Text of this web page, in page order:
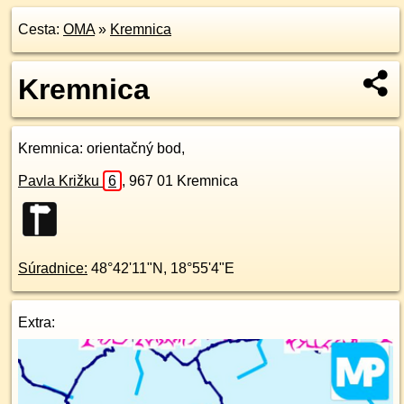
Cesta: OMA» Kremnica
Kremnica
Kremnica: orientačný bod,
Pavla Križku 6 , 967 01 Kremnica
Súradnice: 48°42'11"N , 18°55'4"E
Extra: